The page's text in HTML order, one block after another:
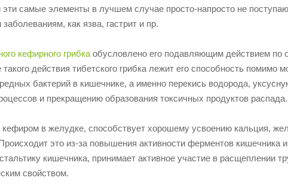
эти самые элементы в лучшем случае просто-напросто не
как язва, гастрит и пр.
кефирного грибка обусловлено его подавляющим действием по
действия тибетского грибка лежит его способность
бактерий в кишечнике, а именно перекись водорода,
и прекращению образования токсичных продуктов распада.
в желудке, способствует хорошему усвоению кальция,
это из-за повышения активности ферментов кишечника
кишечника, принимает активное участие в расщеплении
свойством.